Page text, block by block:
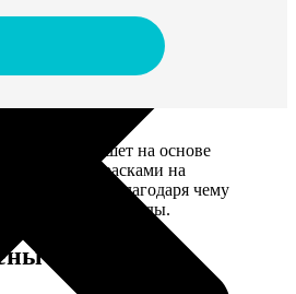
напишет на основе
красками на
лаком, благодаря чему
вас долгие годы.